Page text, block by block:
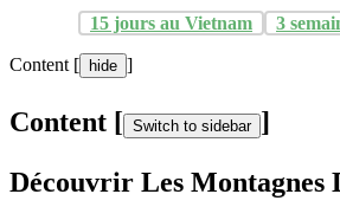
15 jours au Vietnam 3
Content [ hide ]
Content [ Switch to sidebar ]
Découvrir Les Montagnes